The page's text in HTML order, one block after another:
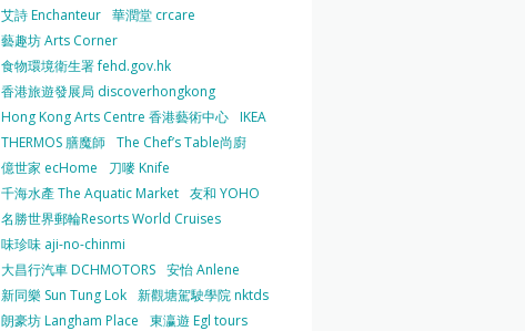
艾詩 Enchanteur 華潤堂 crcare
藝趣坊 Arts Corner
食物環境衛生署 fehd.gov.hk
香港旅遊發展局 discoverhongkong
Hong Kong Arts Centre 香港藝術中心 IKEA
THERMOS 膳魔師 The Chef’s Table尚廚
億世家 ecHome
刀嘜 Knife
千海水產 The Aquatic Market 友和 YOHO
名勝世界郵輪Resorts World Cruises
味珍味 aji-no-chinmi
大昌行汽車 DCHMOTORS 安怡 Anlene
新同樂 Sun Tung Lok 新觀塘駕駛學院 nktds
朗豪坊 Langham Place
東瀛遊 Egl tours